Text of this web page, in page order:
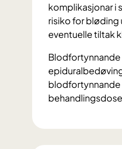
komplikasjonar i
risiko for bløding
eventuelle tiltak
Blodfortynnande
blodfortynnande